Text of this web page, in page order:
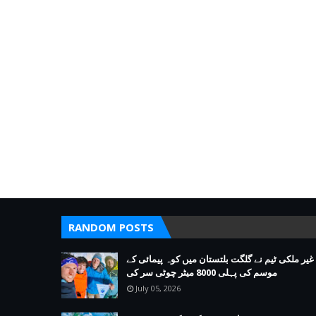
RANDOM POSTS
غیر ملکی ٹیم نے گلگت بلتستان میں کوہ پیمائی کے
موسم کی پہلی 8000 میٹر چوٹی سر کی
July 05, 2026